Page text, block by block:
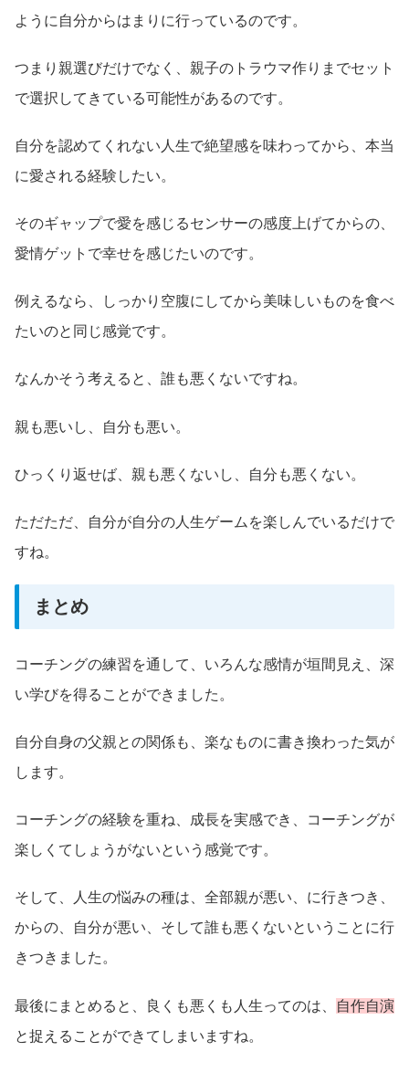
ように自分からはまりに行っているのです。
つまり親選びだけでなく、親子のトラウマ作りまでセット
で選択してきている可能性があるのです。
自分を認めてくれない人生で絶望感を味わってから、本当
に愛される経験したい。
そのギャップで愛を感じるセンサーの感度上げてからの、
愛情ゲットで幸せを感じたいのです。
例えるなら、しっかり空腹にしてから美味しいものを食べ
たいのと同じ感覚です。
なんかそう考えると、誰も悪くないですね。
親も悪いし、自分も悪い。
ひっくり返せば、親も悪くないし、自分も悪くない。
ただただ、自分が自分の人生ゲームを楽しんでいるだけで
すね。
まとめ
コーチングの練習を通して、いろんな感情が垣間見え、深
い学びを得ることができました。
自分自身の父親との関係も、楽なものに書き換わった気が
します。
コーチングの経験を重ね、成長を実感でき、コーチングが
楽しくてしょうがないという感覚です。
そして、人生の悩みの種は、全部親が悪い、に行きつき、
からの、自分が悪い、そして誰も悪くないということに行
きつきました。
最後にまとめると、良くも悪くも人生ってのは、
自作自演
と捉えることができてしまいますね。